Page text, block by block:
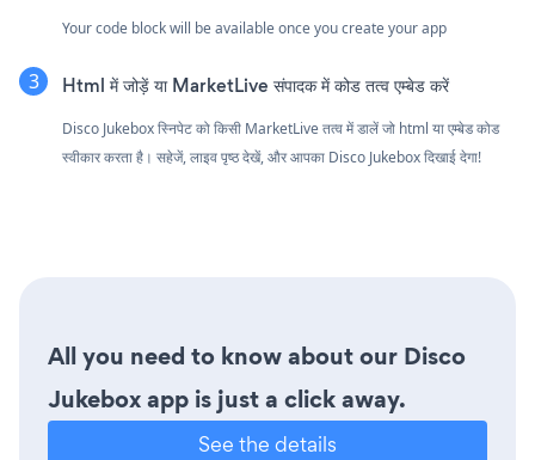
Your code block will be available once you create your app
Html में जोड़ें या MarketLive संपादक में कोड तत्व एम्बेड करें
Disco Jukebox स्निपेट को किसी MarketLive तत्व में डालें जो html या एम्बेड कोड
स्वीकार करता है। सहेजें, लाइव पृष्ठ देखें, और आपका Disco Jukebox दिखाई देगा!
All you need to know about our Disco
Jukebox app is just a click away.
See the details